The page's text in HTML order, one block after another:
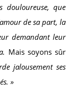
douloureuse, que
de sa part, la
demandant leur
Mais soyons sûr
jalousement ses
»